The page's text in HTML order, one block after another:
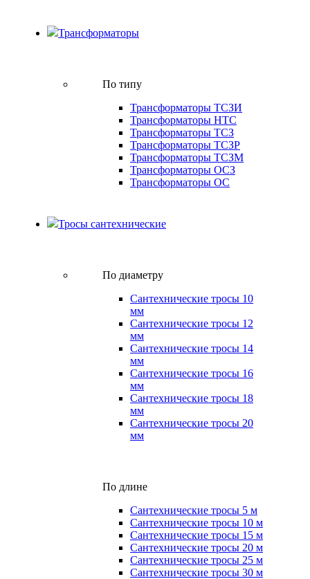
Трансформаторы
По типу
Трансформаторы ТСЗИ
Трансформаторы НТС
Трансформаторы ТСЗ
Трансформаторы ТСЗР
Трансформаторы ТСЗМ
Трансформаторы ОСЗ
Трансформаторы ОС
Тросы сантехнические
По диаметру
Сантехнические тросы 10
мм
Сантехнические тросы 12
мм
Сантехнические тросы 14
мм
Сантехнические тросы 16
мм
Сантехнические тросы 18
мм
Сантехнические тросы 20
мм
По длине
Сантехнические тросы 5 м
Сантехнические тросы 10 м
Сантехнические тросы 15 м
Сантехнические тросы 20 м
Сантехнические тросы 25 м
Сантехнические тросы 30 м